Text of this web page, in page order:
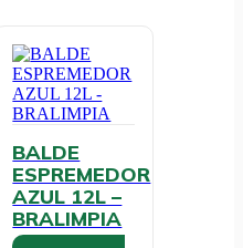
BALDE
ESPREMEDOR
AZUL 12L –
BRALIMPIA